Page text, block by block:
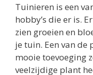
Tuinieren is een
hobby’s die er is.
zien groeien en
je tuin. Een van de
mooie toevoeging
veelzijdige plant